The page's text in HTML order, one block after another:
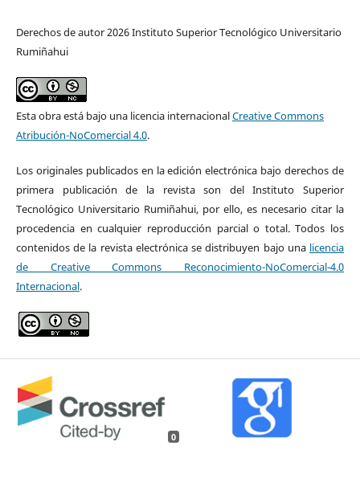
Derechos de autor 2026 Instituto Superior Tecnológico Universitario
Rumiñahui
Esta obra está bajo una licencia internacionalCreative Commons
Atribución-NoComercial 4.0.
Los originales publicados en la edición electrónica bajo derechos de
primera publicación de la revista son del Instituto Superior
Tecnológico Universitario Rumiñahui, por ello, es necesario citar la
procedencia en cualquier reproducción parcial o total. Todos los
contenidos de la revista electrónica se distribuyen bajo una licencia
de Creative Commons Reconocimiento-NoComercial-4.0
Internacional.
0